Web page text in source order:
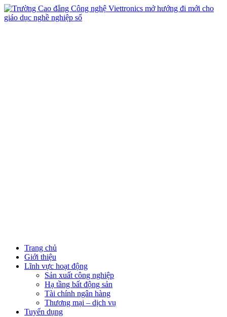
Trang chủ
Giới thiệu
Lĩnh vực hoạt động
Sản xuất công nghiệp
Hạ tầng bất động sản
Tài chính ngân hàng
Thương mại – dịch vụ
Tuyển dụng